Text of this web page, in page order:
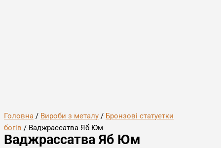
Головна / Вироби з металу / Бронзові статуетки
богів / Ваджрассатва Яб Юм
Ваджрассатва Яб Юм